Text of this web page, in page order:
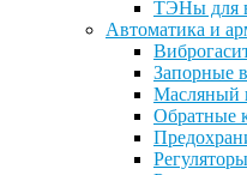
ТЭНы для
Автоматика и
Запорные
Масляный
Обратные